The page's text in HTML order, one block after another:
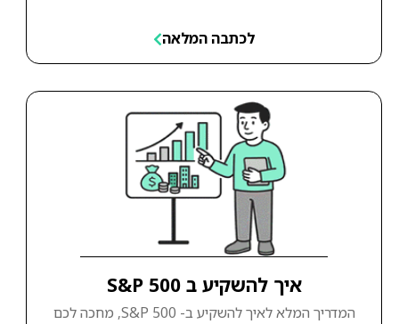
לכתבה המלאה
איך להשקיע ב S&P 500
המדריך המלא לאיך להשקיע ב- S&P 500, מחכה לכם